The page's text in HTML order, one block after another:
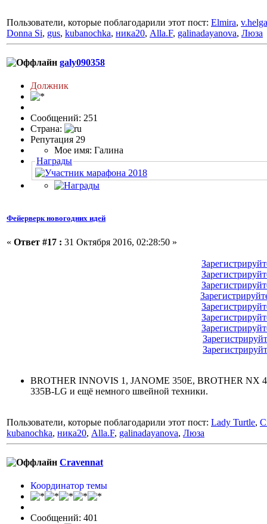
Пользователи, которые поблагодарили этот пост: Elmira, v.helga
Donna Si, gus, kubanochka, ника20, Alla.F, galinadayanova, Люза
galy090358
Должник
Сообщений: 251
Страна:
Репутация 29
Мое имя: Галина
Награды
Фейерверк новогодних идей
« Ответ #17 : 31 Октября 2016, 02:28:50 »
BROTHER INNOVIS 1, JANOME 350E, BROTHER NX
335B-LG и ещё немного швейной техники.
Пользователи, которые поблагодарили этот пост: Lady Turtle,
kubanochka, ника20, Alla.F, galinadayanova, Люза
Cravennat
Координатор темы
Сообщений: 401